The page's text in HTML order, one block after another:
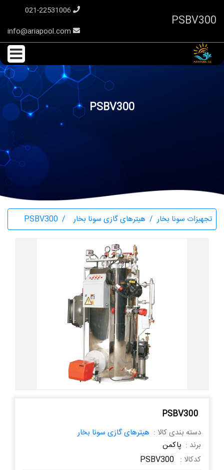
PSBV300
PSBV300
تجهیزات سونا بخار هیترهای گازی سونا بخار PSBV300
PSBV300
دسته بندی کالا : هیترهای گازی سونا بخار
برند : پاکمن
کدکالا : PSBV300